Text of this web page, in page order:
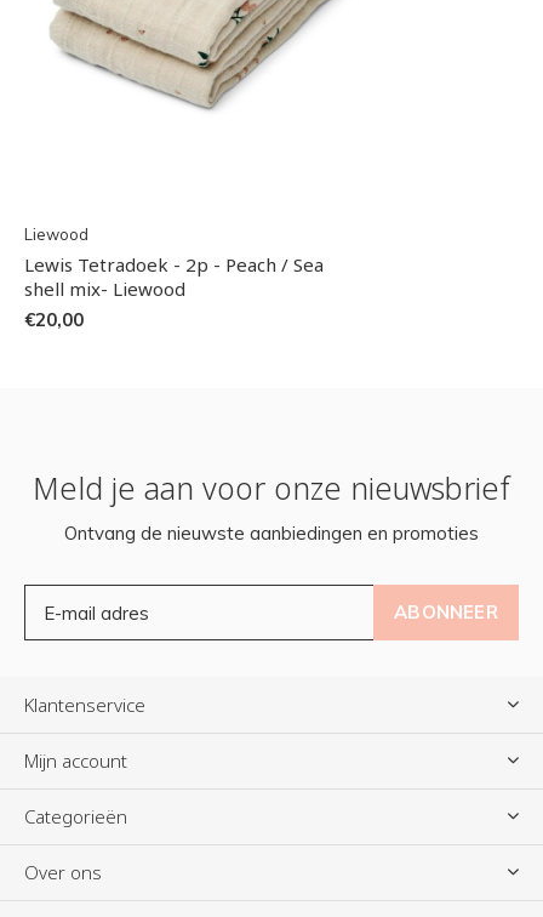
Liewood
Lewis Tetradoek - 2p - Peach / Sea
shell mix- Liewood
€20,00
Meld je aan voor onze nieuwsbrief
Ontvang de nieuwste aanbiedingen en promoties
ABONNEER
Klantenservice
Mijn account
Categorieën
Over ons